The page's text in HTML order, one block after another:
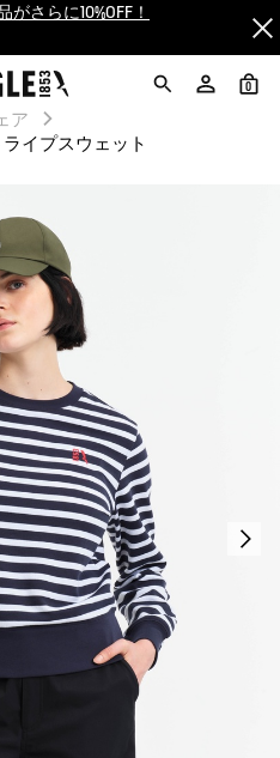
送料＆返品無料
ビス終了のお知らせ
SALEがスタート！
送料＆返品無料
ービス終了のお知らせ
0
ア
イプスウェット